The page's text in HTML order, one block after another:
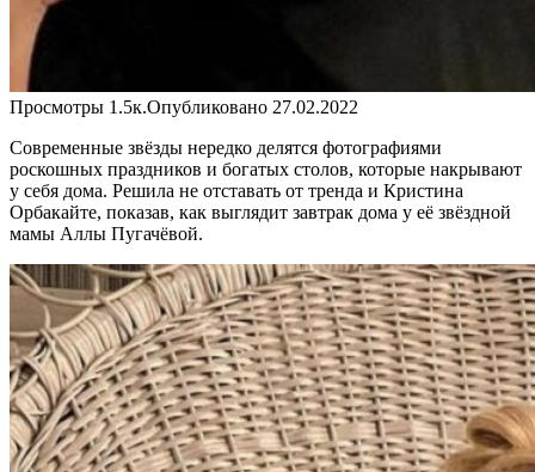
Просмотры 1.5к.Опубликовано 27.02.2022
Современные звёзды нередко делятся фотографиями
роскошных праздников и богатых столов, которые накрывают
у себя дома. Решила не отставать от тренда и Кристина
Орбакайте, показав, как выглядит завтрак дома у её звёздной
мамы Аллы Пугачёвой.